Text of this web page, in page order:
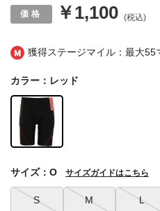
獲得ステージマイル：最大55
￥1,100 (税込)
カラー：レッド
S M L
サイズ：O サイズガイドはこちら